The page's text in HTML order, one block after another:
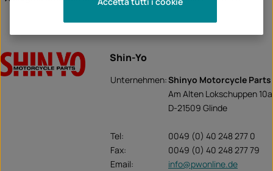
Shin-Yo
Unternehmen:Shinyo Motorcycle Parts
Am Alten Lokschuppen 10a
D-21509 Glinde
Tel:
0049 (0) 40 248 277 0
Fax:
0049 (0) 40 248 277 79
Email:
info@pwonline.de